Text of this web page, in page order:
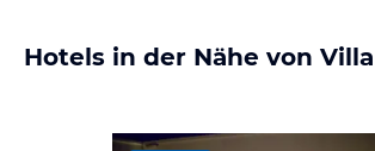
Hotels in der Nähe von